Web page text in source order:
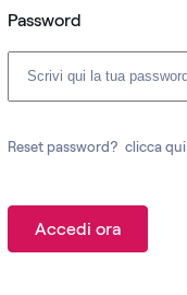
Password
Reset password? clicca qui
Accedi ora